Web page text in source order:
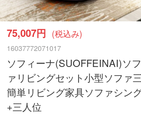
75,007円 (税込み)
16037772071017
ソフィーナ(SUOFFEINAI)ソ
ァリビングセット小型ソファ
簡単リビング家具ソファシン
+三人位